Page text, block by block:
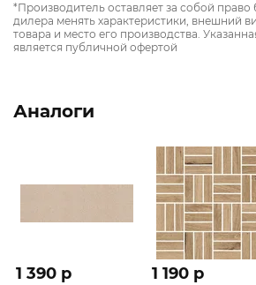
*Производитель оставляет за собой право
дилера менять характеристики, внешний
товара и место его производства.
является публичной офертой
Аналоги
1 390 p 1 190 p